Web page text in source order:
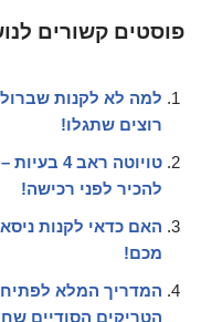
פוסטים קשורים
למה לא לקנות
רוצים שתגלו!
טויוטה
להכיר לפני רכישה!
האם כדאי לקנות
מכם!
המדריך המלא
הטריקים הסודיים